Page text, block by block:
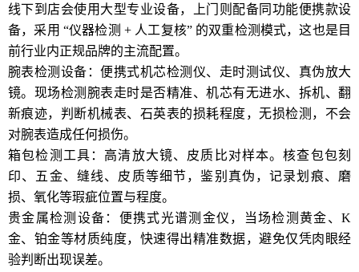
线下到店会使用大型专业设备，上门则配备同功能便携款设
备，采用 “仪器检测 + 人工复核” 的双重检测模式，这也是目
前行业内正规品牌的主流配置。
腕表检测设备：便携式机芯检测仪、走时测试仪、真伪放大
镜。现场检测腕表走时是否精准、机芯有无进水、拆机、翻
新痕迹，判断机械表、石英表的损耗程度，无损检测，不会
对腕表造成任何损伤。
箱包检测工具：高清放大镜、皮质比对样本。核查包包刻
印、五金、缝线、皮质等细节，鉴别真伪，记录划痕、磨
损、氧化等瑕疵位置与程度。
贵金属检测设备：便携式光谱测金仪，当场检测黄金、K
金、铂金等材质纯度，快速得出精准数据，避免仅凭肉眼经
验判断出现误差。